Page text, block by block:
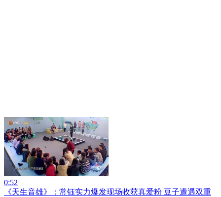
0:52
《天生音雄》：常钰实力爆发现场收获真爱粉 豆子遭遇双重